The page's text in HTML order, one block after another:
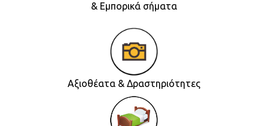
& Εμπορικά σήματα
Αξιοθέατα & Δραστηριότητες